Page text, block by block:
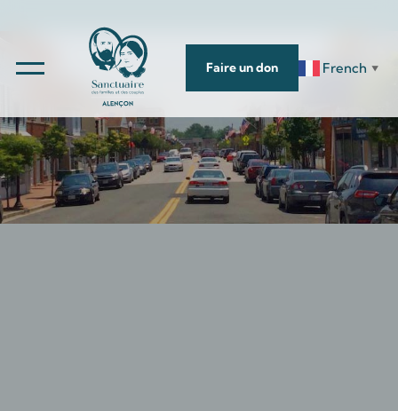
Faire un don French ▼